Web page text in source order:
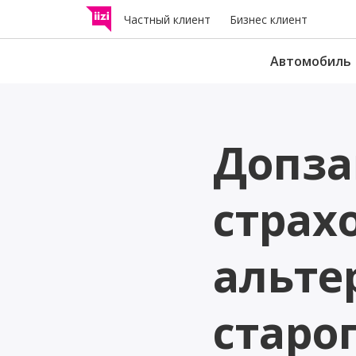
Частный клиент Бизнес клиент
Автомобиль
дорожного
Возмещает другим
дорожного движения
аварии.
Страхование
лёгкому
средству страховка и какая